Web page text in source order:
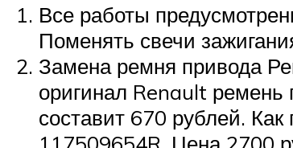
Все работы
Поменять свечи
Замена ремня привода
оригинал Renault
составит 670 рублей.